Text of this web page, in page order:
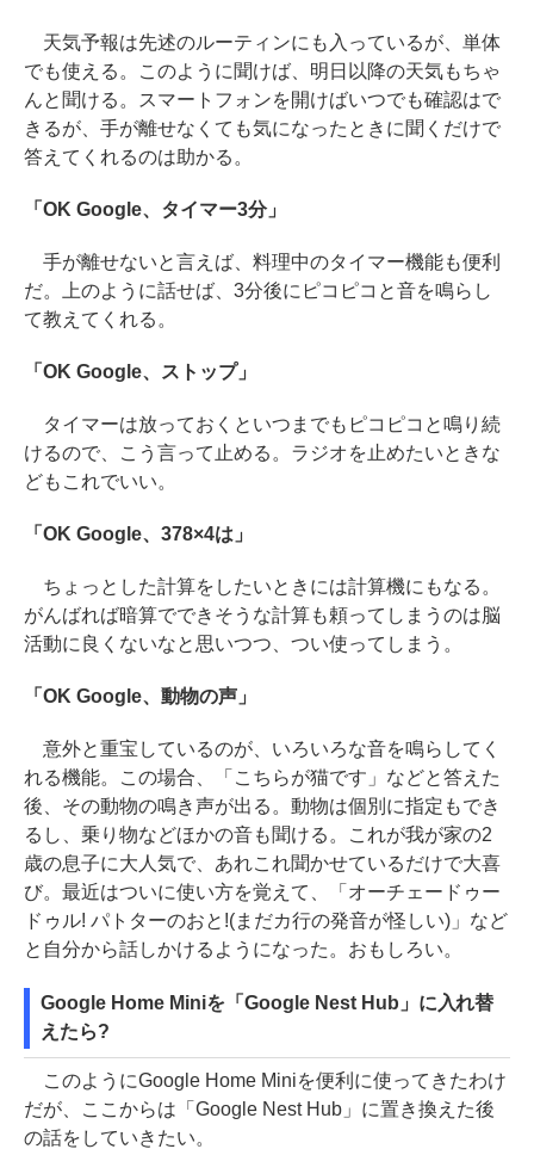
天気予報は先述のルーティンにも入っているが、単体
でも使える。このように聞けば、明日以降の天気もちゃ
んと聞ける。スマートフォンを開けばいつでも確認はで
きるが、手が離せなくても気になったときに聞くだけで
答えてくれるのは助かる。
「OK Google、タイマー3分」
手が離せないと言えば、料理中のタイマー機能も便利
だ。上のように話せば、3分後にピコピコと音を鳴らし
て教えてくれる。
「OK Google、ストップ」
タイマーは放っておくといつまでもピコピコと鳴り続
けるので、こう言って止める。ラジオを止めたいときな
どもこれでいい。
「OK Google、378×4は」
ちょっとした計算をしたいときには計算機にもなる。
がんばれば暗算でできそうな計算も頼ってしまうのは脳
活動に良くないなと思いつつ、つい使ってしまう。
「OK Google、動物の声」
意外と重宝しているのが、いろいろな音を鳴らしてく
れる機能。この場合、「こちらが猫です」などと答えた
後、その動物の鳴き声が出る。動物は個別に指定もでき
るし、乗り物などほかの音も聞ける。これが我が家の2
歳の息子に大人気で、あれこれ聞かせているだけで大喜
び。最近はついに使い方を覚えて、「オーチェードゥー
ドゥル! パトターのおと!(まだカ行の発音が怪しい)」など
と自分から話しかけるようになった。おもしろい。
Google Home Miniを「Google Nest Hub」に入れ替
えたら?
このようにGoogle Home Miniを便利に使ってきたわけ
だが、ここからは「Google Nest Hub」に置き換えた後
の話をしていきたい。